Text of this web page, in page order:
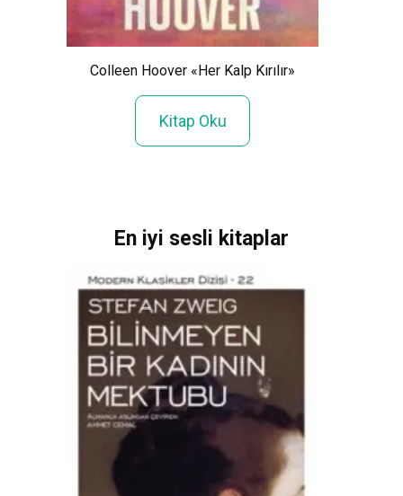
Colleen Hoover «Her Kalp Kırılır»
Kitap Oku
En iyi sesli kitaplar